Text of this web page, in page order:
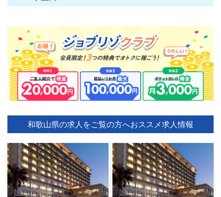
和歌山県の求人をご覧の方へおススメ求人情報